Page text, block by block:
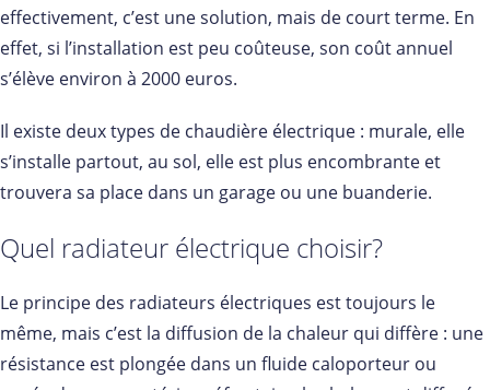
effectivement, c’est une solution, mais de court terme. En
effet, si l’installation est peu coûteuse, son coût annuel
s’élève environ à 2000 euros.
Il existe deux types de chaudière électrique : murale, elle
s’installe partout, au sol, elle est plus encombrante et
trouvera sa place dans un garage ou une buanderie.
Quel radiateur électrique choisir?
Le principe des radiateurs électriques est toujours le
même, mais c’est la diffusion de la chaleur qui diffère : une
résistance est plongée dans un fluide caloporteur ou